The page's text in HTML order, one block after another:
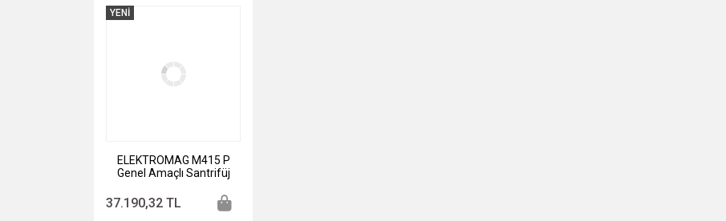
YENİ
ELEKTROMAG M415 P
Genel Amaçlı Santrifüj
37.190,32 TL